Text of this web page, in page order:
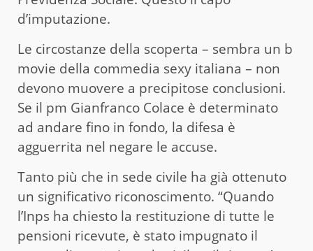
d’imputazione.
Le circostanze della scoperta – sembra un b
movie della commedia sexy italiana – non
devono muovere a precipitose conclusioni.
Se il pm Gianfranco Colace è determinato
ad andare fino in fondo, la difesa è
agguerrita nel negare le accuse.
Tanto più che in sede civile ha già ottenuto
un significativo riconoscimento. “Quando
l’Inps ha chiesto la restituzione di tutte le
pensioni ricevute, è stato impugnato il